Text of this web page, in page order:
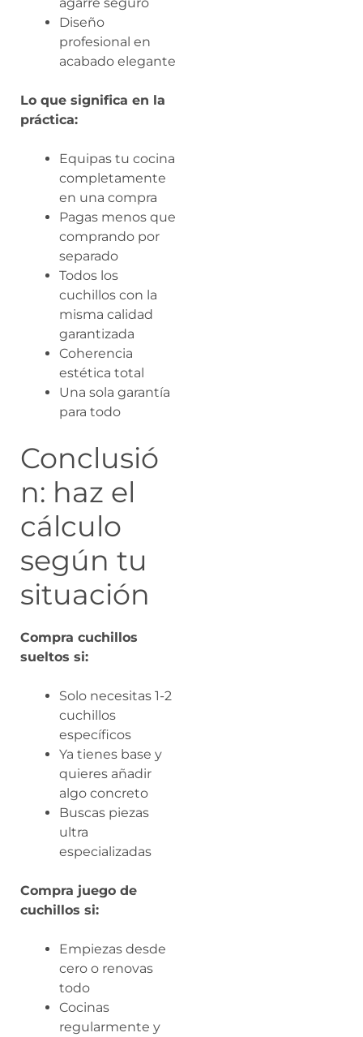
Diseño
profesional en
acabado elegante
Lo que significa en la
práctica:
Equipas tu cocina
completamente
en una compra
Pagas menos que
comprando por
separado
Todos los
cuchillos con la
misma calidad
garantizada
Coherencia
estética total
Una sola garantía
para todo
Conclusió
n: haz el
cálculo
según tu
situación
Compra cuchillos
sueltos si:
Solo necesitas 1-2
cuchillos
específicos
Ya tienes base y
quieres añadir
algo concreto
Buscas piezas
ultra
especializadas
Compra juego de
cuchillos si:
Empiezas desde
cero o renovas
todo
Cocinas
regularmente y